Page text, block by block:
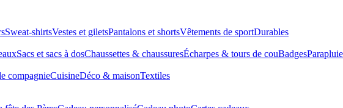
Sweat-shirtsVestes et giletsPantalons et shortsVêtements de sportDurables
Sacs et sacs à dosChaussettes & chaussuresÉcharpes & tours de couBadges
compagnieCuisineDéco & maisonTextiles